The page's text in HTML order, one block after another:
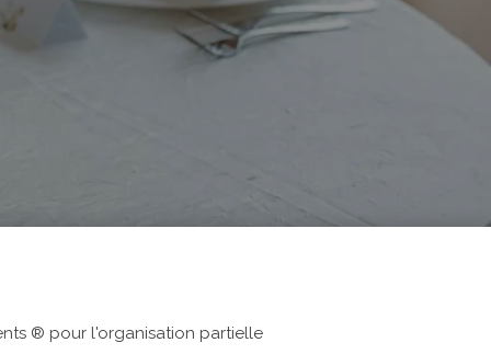
® pour l'organisation partielle